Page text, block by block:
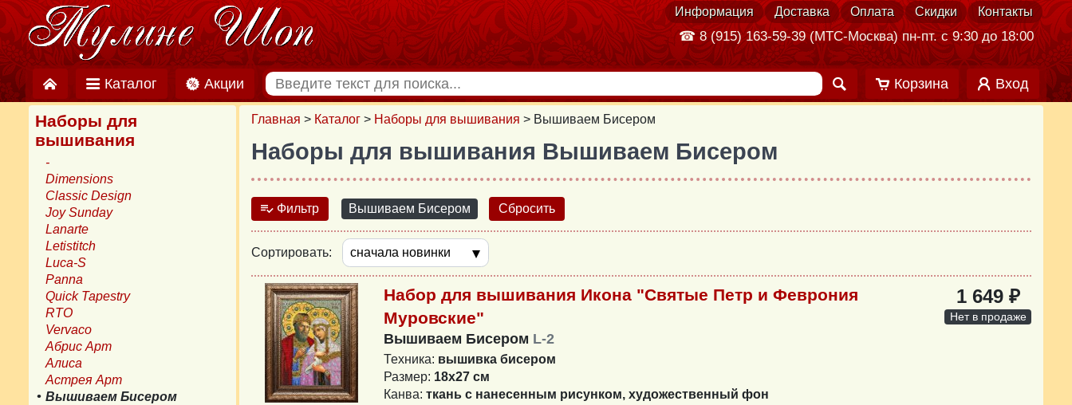
Информация Доставка Оплата Скидки Контакты
☎ 8 (915) 163-59-39 (МТС-Москва) пн-пт. с 9:30 до 18:00
Каталог Акции Корзина Вход
Главная > Каталог > Наборы для вышивания > Вышиваем Бисером
Наборы для вышивания Вышиваем Бисером
Фильтр Вышиваем Бисером Сбросить
Сортировать:
Набор для вышивания Икона "Святые Петр и Феврония
Муровские"
Вышиваем Бисером L-2
Техника: вышивка бисером
Размер: 18х27 см
Канва: ткань с нанесенным рисунком, художественный фон
1 649 ₽
Нет в продаже
Наборы для
вышивания
-
Dimensions
Classic Design
Joy Sunday
Lanarte
Letistitch
Luca-S
Panna
Quick Tapestry
RTO
Vervaco
Абрис Арт
Алиса
Астрея Арт
Вышиваем Бисером